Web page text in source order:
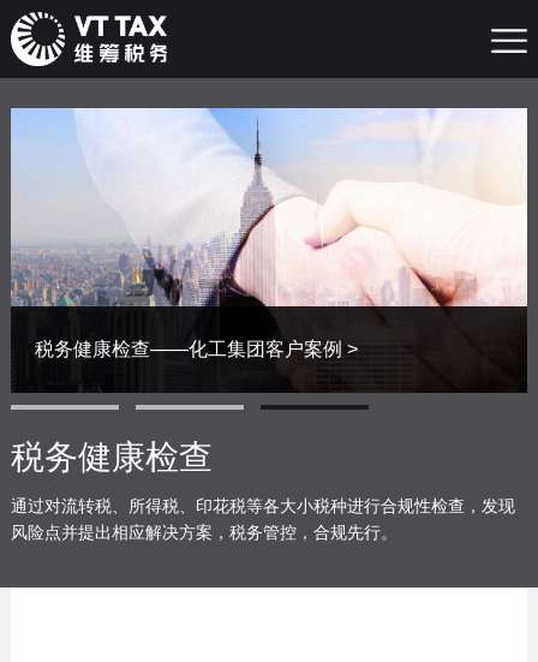
税务健康检查——化工集团客户案例 >
税务健康检查
通过对流转税、所得税、印花税等各大小税种进行合规性检查，发现
风险点并提出相应解决方案，税务管控，合规先行。